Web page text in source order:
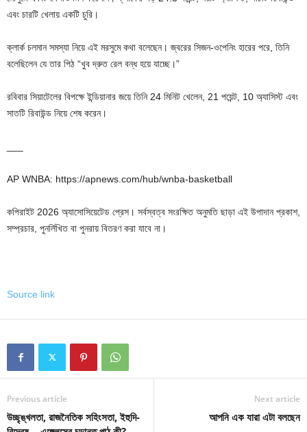
এবং চারটি খেলায় একটি চুরি।
ক্লার্ক চলমান সমস্যা নিয়ে এই মরসুমে কথা বলেছেন। জ্বরের সিজন-ওপেনিং হারের পরে, তিনি
বলেছিলেন যে তার পিঠ “খুব দ্রুত রেল বন্ধ হয়ে যাচ্ছে।”
রবিবার সিয়াটেলের বিপক্ষে ইন্ডিয়ানার জয়ে তিনি 24 মিনিট খেলেন, 21 পয়েন্ট, 10 অ্যাসিস্ট এবং
সাতটি রিবাউন্ড নিয়ে শেষ করেন।
AP WNBA: https://apnews.com/hub/wnba-basketball
কপিরাইট 2026 অ্যাসোসিয়েটেড প্রেস। সর্বস্বত্ব সংরক্ষিত অনুমতি ছাড়া এই উপাদান প্রকাশ,
সম্প্রচার, পুনর্লিখিত বা পুনরায় বিতরণ করা যাবে না।
Source link
Previous article
উচ্ছৃঙ্খলতা, রাজনৈতিক সহিংসতা, ইহুদি-
Next article
আপনি এক যারা এটা বলছেন